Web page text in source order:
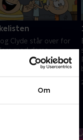
Om
og Clyde står over for
med deres
Loris' fest går galt.